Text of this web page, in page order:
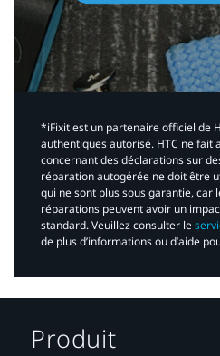
*iFixit est un partenaire officiel de
authentiques autorisé. HTC ne fait
concernant des déclarations sur
réparation autogérée ne doit être
qui ne sont plus sous garantie, car
réparations peuvent avoir un
standard. Veuillez consulter le
de plus d’informations ou d’aide
Produit